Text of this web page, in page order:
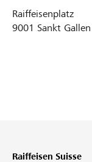
Raiffeisenplatz
9001 Sankt Gallen
Raiffeisen Suisse